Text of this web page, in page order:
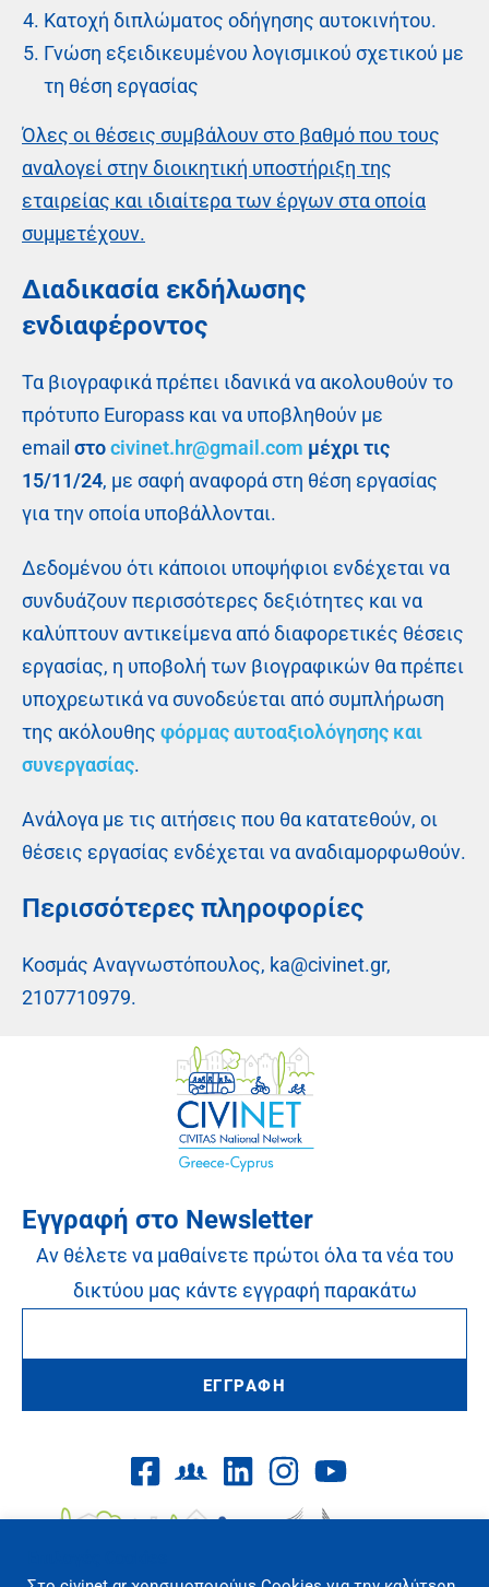
Κατοχή διπλώματος οδήγησης αυτοκινήτου.
Γνώση εξειδικευμένου λογισμικού σχετικού με
τη θέση εργασίας
Όλες οι θέσεις συμβάλουν στο βαθμό που τους
αναλογεί στην διοικητική υποστήριξη της
εταιρείας και ιδιαίτερα των έργων στα οποία
συμμετέχουν.
Διαδικασία εκδήλωσης
ενδιαφέροντος
Τα βιογραφικά πρέπει ιδανικά να ακολουθούν το
πρότυπο Europass και να υποβληθούν με
email στοcivinet.hr@gmail.com μέχρι τις
15/11/24, με σαφή αναφορά στη θέση εργασίας
για την οποία υποβάλλονται.
Δεδομένου ότι κάποιοι υποψήφιοι ενδέχεται να
συνδυάζουν περισσότερες δεξιότητες και να
καλύπτουν αντικείμενα από διαφορετικές θέσεις
εργασίας, η υποβολή των βιογραφικών θα πρέπει
υποχρεωτικά να συνοδεύεται από συμπλήρωση
της ακόλουθης φόρμας αυτοαξιολόγησης και
συνεργασίας.
Ανάλογα με τις αιτήσεις που θα κατατεθούν, οι
θέσεις εργασίας ενδέχεται να αναδιαμορφωθούν.
Περισσότερες πληροφορίες
Κοσμάς Αναγνωστόπουλος, ka@civinet.gr,
2107710979.
Εγγραφή στο Newsletter
Αν θέλετε να μαθαίνετε πρώτοι όλα τα νέα του
δικτύου μας κάντε εγγραφή παρακάτω
ΕΓΓΡΑΦΗ